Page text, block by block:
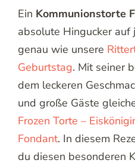
Ein Kommunionstorte
absolute Hingucker auf
genau wie unsere
Geburtstag. Mit seiner
dem leckeren
und große Gäste
Frozen Torte –
Fondant. In diesem
du diesen besonderen